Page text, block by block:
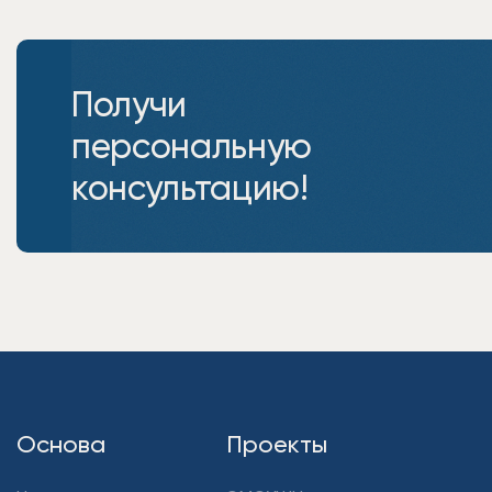
Получи
персональную
консультацию!
Основа Проекты